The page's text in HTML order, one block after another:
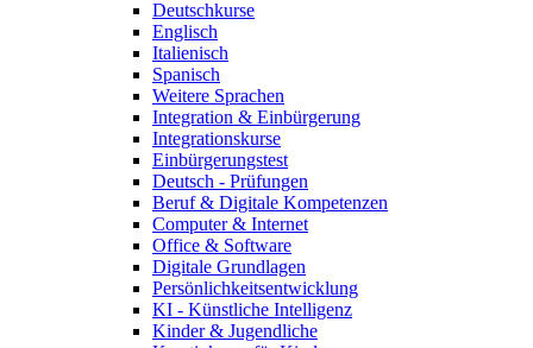
Deutschkurse
Englisch
Italienisch
Spanisch
Weitere Sprachen
Integration & Einbürgerung
Integrationskurse
Einbürgerungstest
Deutsch - Prüfungen
Beruf & Digitale Kompetenzen
Computer & Internet
Office & Software
Digitale Grundlagen
Persönlichkeitsentwicklung
KI - Künstliche Intelligenz
Kinder & Jugendliche